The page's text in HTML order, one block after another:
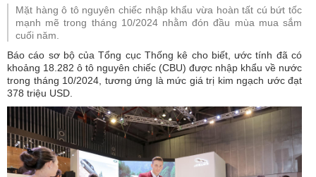
Mặt hàng ô tô nguyên chiếc nhập khẩu vừa hoàn tất cú bứt tốc
mạnh mẽ trong tháng 10/2024 nhằm đón đầu mùa mua sắm
cuối năm.
Báo cáo sơ bộ của Tổng cục Thống kê cho biết, ước tính đã có
khoảng 18.282 ô tô nguyên chiếc (CBU) được nhập khẩu về nước
trong tháng 10/2024, tương ứng là mức giá trị kim ngạch ước đạt
378 triệu USD.